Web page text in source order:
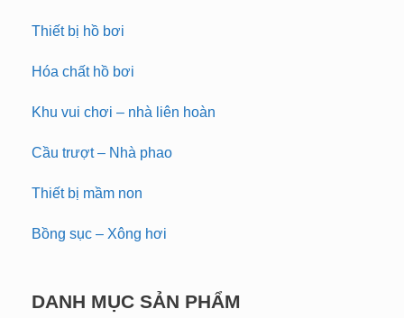
Thiết bị hồ bơi
Hóa chất hồ bơi
Khu vui chơi – nhà liên hoàn
Cầu trượt – Nhà phao
Thiết bị mầm non
Bồng sục – Xông hơi
DANH MỤC SẢN PHẨM